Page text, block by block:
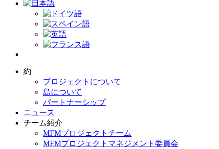
約
プロジェクトについて
島について
パートナーシップ
ニュース
チーム紹介
MFMプロジェクトチーム
MFMプロジェクトマネジメント委員会